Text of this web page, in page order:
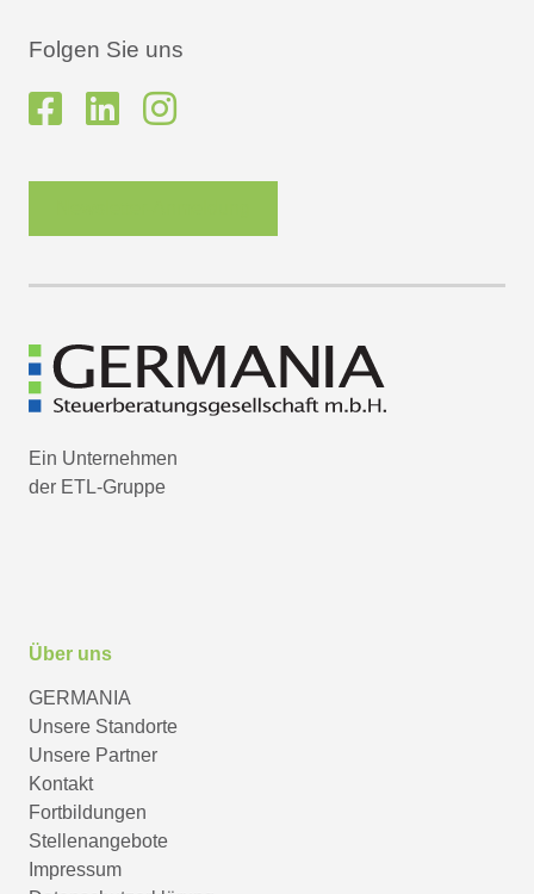
Folgen Sie uns
Ein Unternehmen
der ETL-Gruppe
Über uns
GERMANIA
Unsere Standorte
Unsere Partner
Kontakt
Fortbildungen
Stellenangebote
Impressum